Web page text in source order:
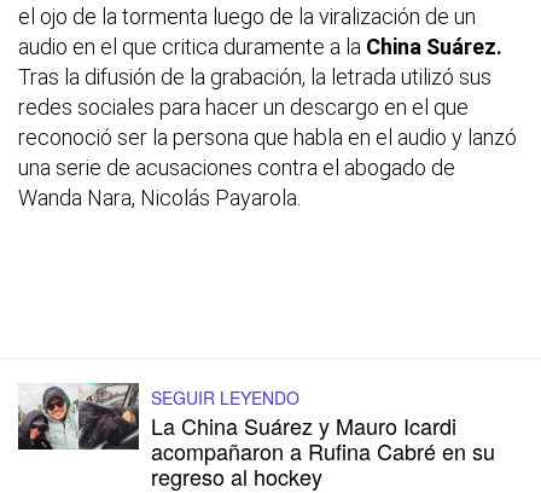
el ojo de la tormenta luego de la viralización de un
audio en el que critica duramente a la China Suárez.
Tras la difusión de la grabación, la letrada utilizó sus
redes sociales para hacer un descargo en el que
reconoció ser la persona que habla en el audio y lanzó
una serie de acusaciones contra el abogado de
Wanda Nara, Nicolás Payarola.
SEGUIR LEYENDO
La China Suárez y Mauro Icardi
acompañaron a Rufina Cabré en su
regreso al hockey